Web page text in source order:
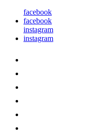
facebook
facebook
instagram
instagram